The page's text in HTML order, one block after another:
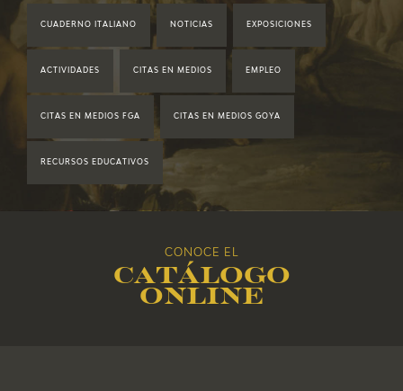
2017
CUADERNO ITALIANO NOTICIAS EXPOSICIONES
ACTIVIDADES CITAS EN MEDIOS EMPLEO
CITAS EN MEDIOS FGA CITAS EN MEDIOS GOYA
RECURSOS EDUCATIVOS
CONOCE EL
Catálogo
online